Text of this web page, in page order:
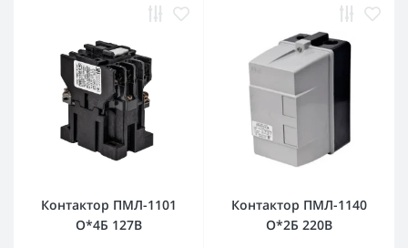
Контактор ПМЛ-1101
О*4Б 127В
Контактор ПМЛ-1140
О*2Б 220В